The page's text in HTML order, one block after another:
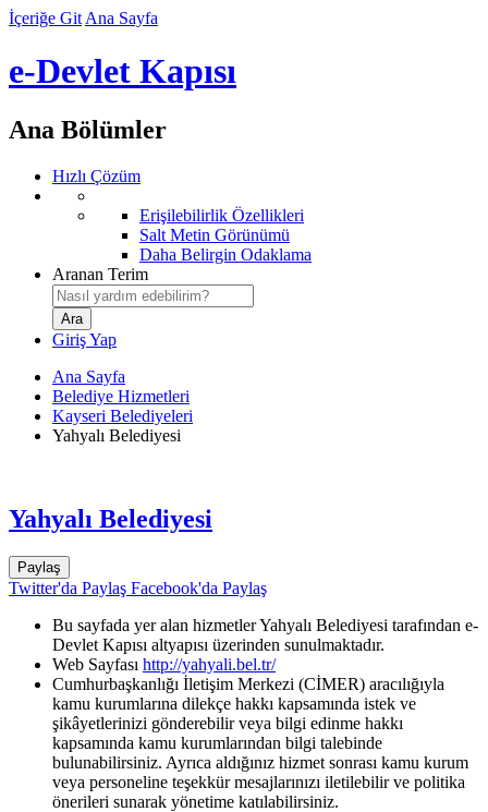
İçeriğe Git Ana Sayfa
e-Devlet Kapısı
Ana Bölümler
Hızlı Çözüm
Erişilebilirlik Özellikleri
Salt Metin Görünümü
Daha Belirgin Odaklama
Aranan Terim
Giriş Yap
Ana Sayfa
Belediye Hizmetleri
Kayseri Belediyeleri
Yahyalı Belediyesi
Yahyalı Belediyesi
Paylaş
Twitter'da Paylaş Facebook'da Paylaş
Bu sayfada yer alan hizmetler Yahyalı Belediyesi tarafından e-
Devlet Kapısı altyapısı üzerinden sunulmaktadır.
Web Sayfası http://yahyali.bel.tr/
Cumhurbaşkanlığı İletişim Merkezi (CİMER) aracılığıyla
kamu kurumlarına dilekçe hakkı kapsamında istek ve
şikâyetlerinizi gönderebilir veya bilgi edinme hakkı
kapsamında kamu kurumlarından bilgi talebinde
bulunabilirsiniz. Ayrıca aldığınız hizmet sonrası kamu kurum
veya personeline teşekkür mesajlarınızı iletilebilir ve politika
önerileri sunarak yönetime katılabilirsiniz.